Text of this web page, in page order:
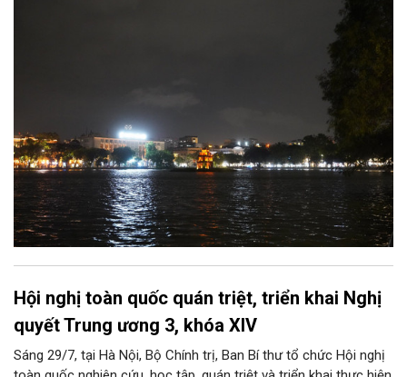
trong ánh nắng ban mai mơ màng buông xuống “ba mươi sáu
phố phường”; nên có lẽ, sẽ ngỡ ngàng, nếu ai đó khi nghe thấy
nơi này được gọi là “thành phố của những đêm thâu”.
Hội nghị toàn quốc quán triệt, triển khai Nghị
quyết Trung ương 3, khóa XIV
Sáng 29/7, tại Hà Nội, Bộ Chính trị, Ban Bí thư tổ chức Hội nghị